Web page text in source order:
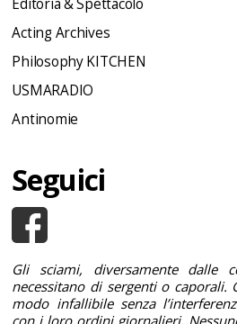
Editoria & Spettacolo
Acting Archives
Philosophy KITCHEN
USMARADIO
Antinomie
Seguici
Gli sciami, diversamente dalle
necessitano di sergenti o caporali.
modo infallibile senza
con i loro ordini giornalieri.